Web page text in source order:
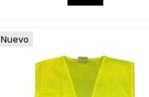
Nuevo